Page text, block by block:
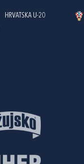
HRVATSKA U-20